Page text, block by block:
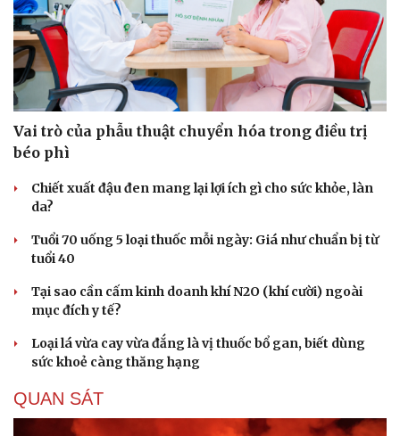
Vai trò của phẫu thuật chuyển hóa trong điều trị
béo phì
Chiết xuất đậu đen mang lại lợi ích gì cho sức khỏe, làn
da?
Tuổi 70 uống 5 loại thuốc mỗi ngày: Giá như chuẩn bị từ
tuổi 40
Tại sao cần cấm kinh doanh khí N2O (khí cười) ngoài
mục đích y tế?
Loại lá vừa cay vừa đắng là vị thuốc bổ gan, biết dùng
sức khoẻ càng thăng hạng
QUAN SÁT